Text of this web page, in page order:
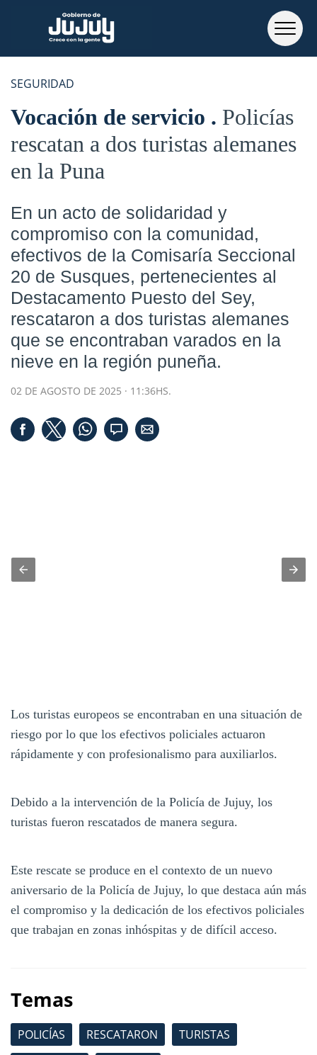
SEGURIDAD
Vocación de servicio
Policías
rescatan a dos turistas alemanes
en la Puna
En un acto de solidaridad y
compromiso con la comunidad,
efectivos de la Comisaría Seccional
20 de Susques, pertenecientes al
Destacamento Puesto del Sey,
rescataron a dos turistas alemanes
que se encontraban varados en la
nieve en la región puneña.
02 DE AGOSTO DE 2025 · 11:36HS.
Los turistas europeos se encontraban en una situación de
riesgo por lo que los efectivos policiales actuaron
rápidamente y con profesionalismo para auxiliarlos.
Debido a la intervención de la Policía de Jujuy, los
turistas fueron rescatados de manera segura.
Este rescate se produce en el contexto de un nuevo
aniversario de la Policía de Jujuy, lo que destaca aún más
el compromiso y la dedicación de los efectivos policiales
que trabajan en zonas inhóspitas y de difícil acceso.
Temas
POLICÍAS RESCATARON
TURISTAS